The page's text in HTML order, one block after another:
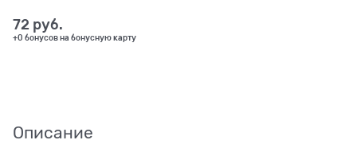
72 руб.
+0 бонусов на бонусную карту
Описание